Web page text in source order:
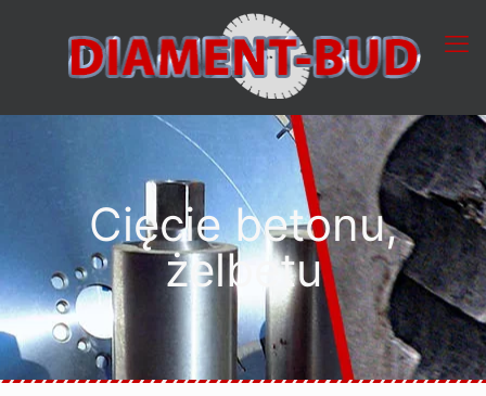
Cięcie betonu,
żelbetu